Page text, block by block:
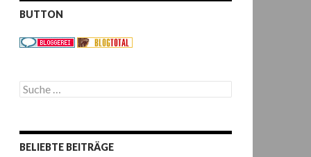
BUTTON
S
u
e
n
BELIEBTE BEITRÄGE